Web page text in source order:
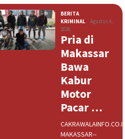
BERITA
KRIMINAL
Agustus 4,
2026
Pria di
Makassar
Bawa
Kabur
Motor
Pacar …
CAKRAWALAINFO.CO.ID,
MAKASSAR--